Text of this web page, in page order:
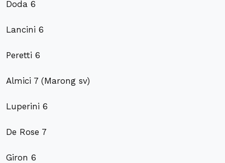
Doda 6
Lancini 6
Peretti 6
Almici 7 (Marong sv)
Luperini 6
De Rose 7
Giron 6